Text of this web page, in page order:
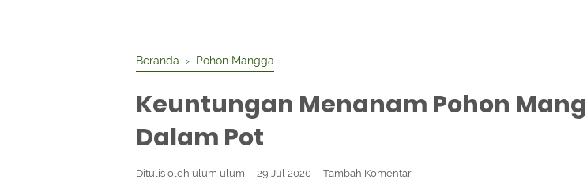
Beranda › Pohon Mangga
Keuntungan Menanam Pohon
Dalam Pot
Ditulis oleh ulum ulum 29 Jul 2020 Tambah Komentar